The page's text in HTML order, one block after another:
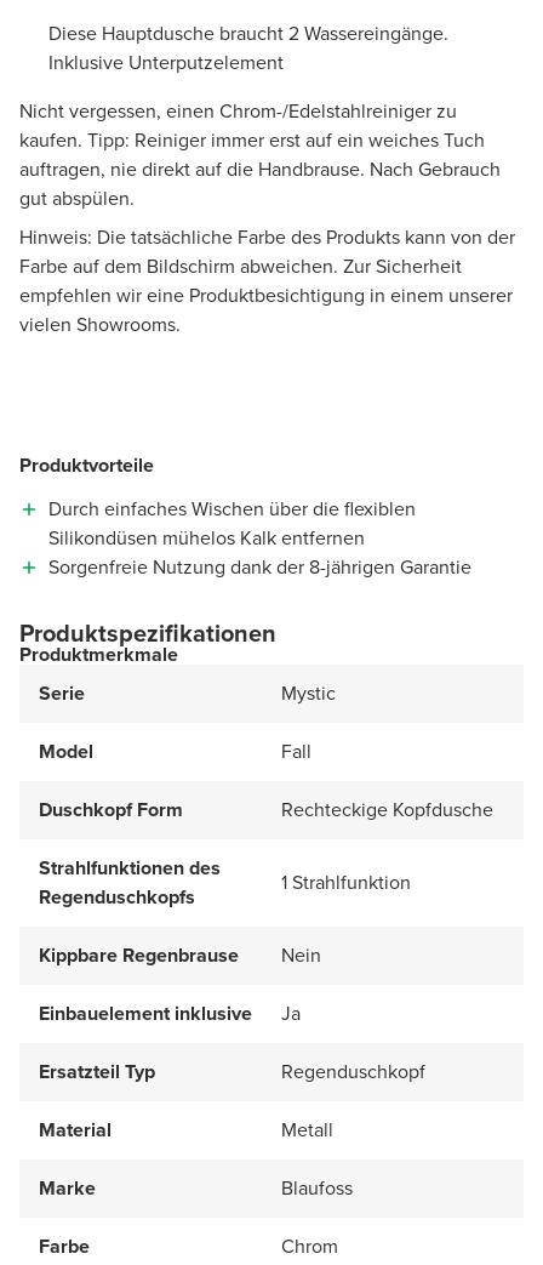
Diese Hauptdusche braucht 2 Wassereingänge.
Inklusive Unterputzelement
Nicht vergessen, einen Chrom-/Edelstahlreiniger zu
kaufen. Tipp: Reiniger immer erst auf ein weiches Tuch
auftragen, nie direkt auf die Handbrause. Nach Gebrauch
gut abspülen.
Hinweis: Die tatsächliche Farbe des Produkts kann von der
Farbe auf dem Bildschirm abweichen. Zur Sicherheit
empfehlen wir eine Produktbesichtigung in einem unserer
vielen Showrooms.
Produktvorteile
Durch einfaches Wischen über die flexiblen
Silikondüsen mühelos Kalk entfernen
Sorgenfreie Nutzung dank der 8-jährigen Garantie
Produktspezifikationen
Produktmerkmale
Serie
Mystic
Model Fall
Duschkopf Form Rechteckige Kopfdusche
Strahlfunktionen des
Regenduschkopfs
1 Strahlfunktion
Kippbare Regenbrause Nein
Einbauelement inklusive Ja
Ersatzteil Typ Regenduschkopf
Material Metall
Marke Blaufoss
Farbe Chrom